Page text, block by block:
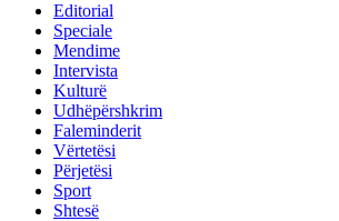
Editorial
Speciale
Mendime
Intervista
Kulturë
Udhëpërshkrim
Faleminderit
Vërtetësi
Përjetësi
Sport
Shtesë